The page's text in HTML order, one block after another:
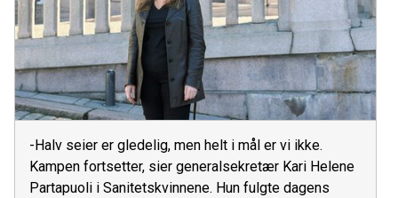
-Halv seier er gledelig, men helt i mål er vi ikke.
Kampen fortsetter, sier generalsekretær Kari Helene
Partapuoli i Sanitetskvinnene. Hun fulgte dagens